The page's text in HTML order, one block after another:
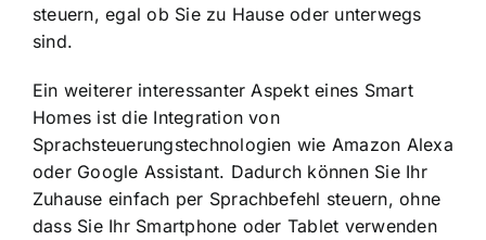
steuern, egal ob Sie zu Hause oder unterwegs
sind.
Ein weiterer interessanter Aspekt eines Smart
Homes ist die Integration von
Sprachsteuerungstechnologien wie Amazon Alexa
oder Google Assistant. Dadurch können Sie Ihr
Zuhause einfach per Sprachbefehl steuern, ohne
dass Sie Ihr Smartphone oder Tablet verwenden